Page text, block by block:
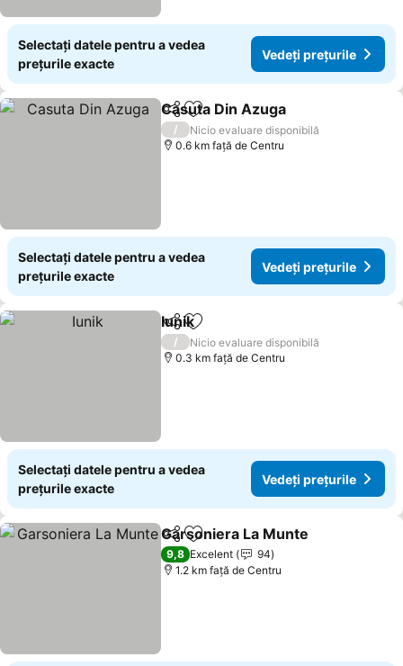
Selectați datele pentru a vedea
prețurile exacte
Vedeți prețurile
DistribuițiAdăugaţi la favorite
Casuta Din Azuga
/
Nicio evaluare disponibilă
0.6 km faţă de Centru
Selectați datele pentru a vedea
prețurile exacte
Vedeți prețurile
DistribuițiAdăugaţi la favorite
Iunik
/
Nicio evaluare disponibilă
0.3 km faţă de Centru
Selectați datele pentru a vedea
prețurile exacte
Vedeți prețurile
DistribuițiAdăugaţi la favorite
Garsoniera La Munte
9,8 Excelent
94
1.2 km faţă de Centru